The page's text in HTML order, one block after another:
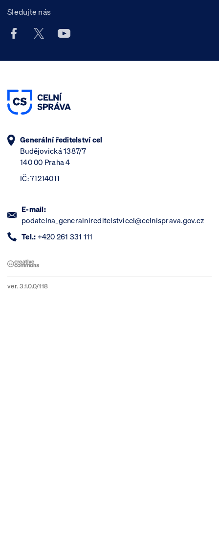
Sledujte nás
Facebook účet Celní správy ČR
X účet Celní správy ČR
Youtube účet Celní správy ČR
Generální ředitelství cel
Budějovická 1387/7
140 00 Praha 4
IČ: 71214011
E-mail:
podatelna_generalnireditelstvicel@celnisprava.gov.cz
Tel.: +420 261 331 111
ver. 3.1.0.0/118